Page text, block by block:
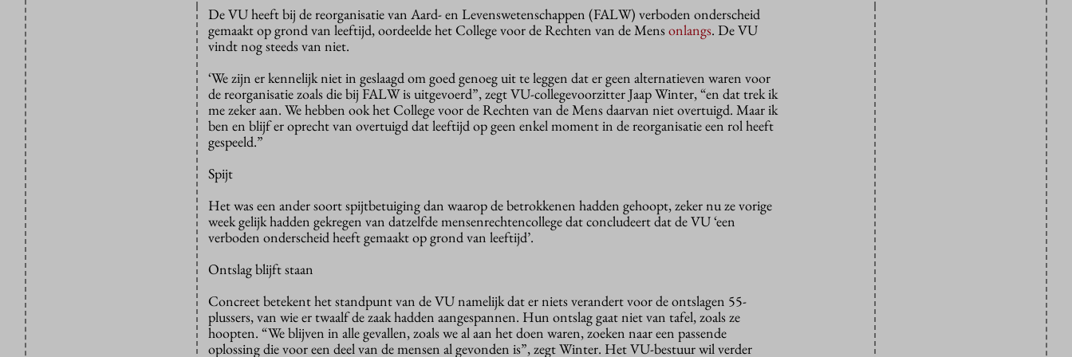
De VU heeft bij de reorganisatie van Aard- en Levenswetenschappen (FALW) verboden onderscheid
gemaakt op grond van leeftijd, oordeelde het College voor de Rechten van de Mensonlangs. De VU
vindt nog steeds van niet.
‘We zijn er kennelijk niet in geslaagd om goed genoeg uit te leggen dat er geen alternatieven waren voor
de reorganisatie zoals die bij FALW is uitgevoerd”, zegt VU-collegevoorzitter Jaap Winter, “en dat trek ik
me zeker aan. We hebben ook het College voor de Rechten van de Mens daarvan niet overtuigd. Maar ik
ben en blijf er oprecht van overtuigd dat leeftijd op geen enkel moment in de reorganisatie een rol heeft
gespeeld.”
Spijt
Het was een ander soort spijtbetuiging dan waarop de betrokkenen hadden gehoopt, zeker nu ze vorige
week gelijk hadden gekregen van datzelfde mensenrechtencollege dat concludeert dat de VU ‘een
verboden onderscheid heeft gemaakt op grond van leeftijd’.
Ontslag blijft staan
Concreet betekent het standpunt van de VU namelijk dat er niets verandert voor de ontslagen 55-
plussers, van wie er twaalf de zaak hadden aangespannen. Hun ontslag gaat niet van tafel, zoals ze
hoopten. “We blijven in alle gevallen, zoals we al aan het doen waren, zoeken naar een passende
oplossing die voor een deel van de mensen al gevonden is”, zegt Winter. Het VU-bestuur wil verder